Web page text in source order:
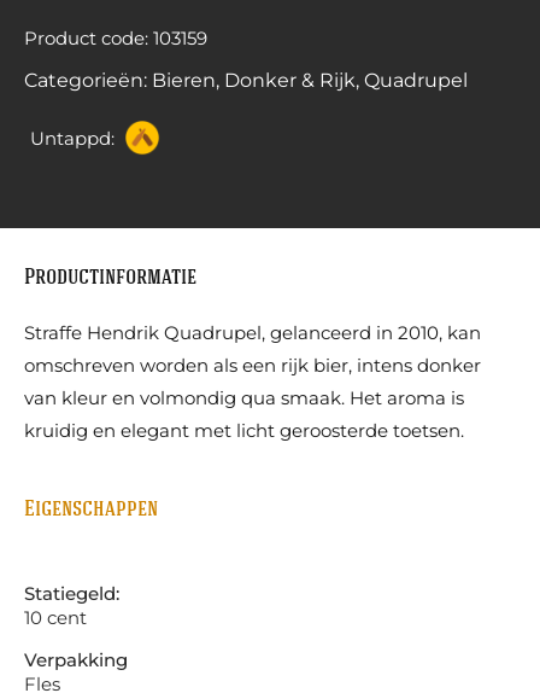
Product code: 103159
Categorieën: Bieren, Donker & Rijk, Quadrupel
Untappd:
Productinformatie
Straffe Hendrik Quadrupel, gelanceerd in 2010, kan
omschreven worden als een rijk bier, intens donker
van kleur en volmondig qua smaak. Het aroma is
kruidig en elegant met licht geroosterde toetsen.
Eigenschappen
Statiegeld:
10 cent
Verpakking
Fles